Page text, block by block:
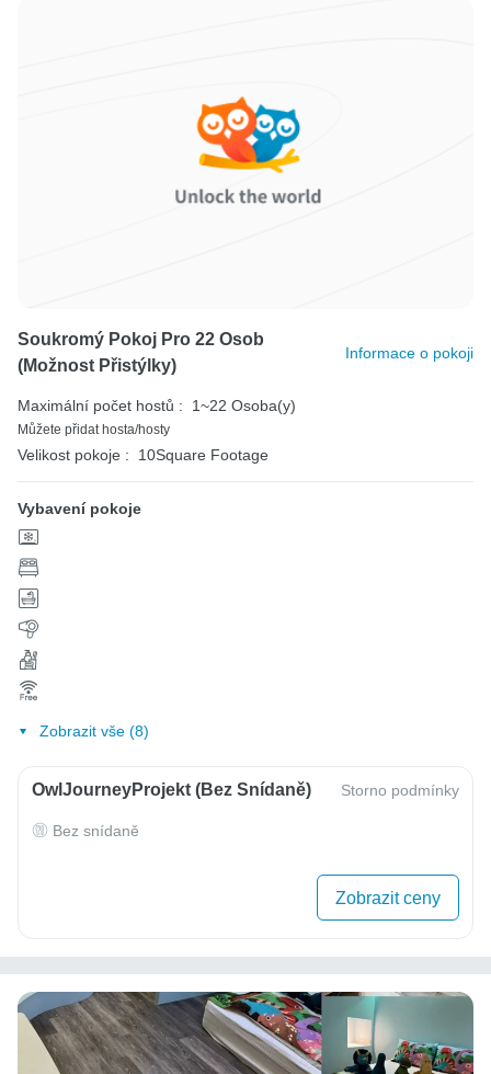
Soukromý Pokoj Pro 22 Osob
(možnost Přistýlky)
Informace o pokoji
Maximální počet hostů : 1~22 Osoba(y)
Můžete přidat hosta/hosty
Velikost pokoje : 10Square Footage
Vybavení pokoje
Zobrazit vše (8)
OwlJourneyProjekt (bez Snídaně) Storno podmínky
Bez snídaně
Zobrazit ceny